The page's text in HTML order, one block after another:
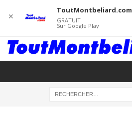
✕
ToutMontbeliard.com
GRATUIT
Sur Google Play